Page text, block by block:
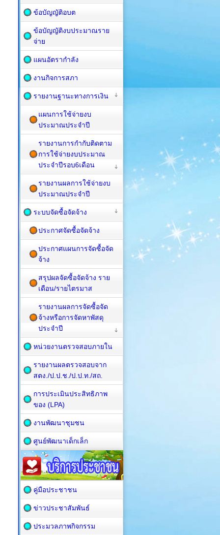
ข้อบัญญัติอบต
ข้อบัญญัติงบประมาณราย
จ่าย
แผนอัตรากำลัง
งานกิจการสภา
รายงานฐานะทางการเงิน
แผนการใช้จ่ายงบ
ประมาณประจำปี
รายงานการกำกับติดตาม
การใช้จ่ายงบประมาณ
ประจำปีรอบ6เดือน
รายงานผลการใช้จ่ายงบ
ประมาณประจำปี
ระบบจัดซื้อจัดจ้าง
ประกาศจัดซื้อจัดจ้าง
ประกาศแผนการจัดซื้อจัด
จ้าง
สรุปผลจัดซื้อจัดจ้าง ราย
เดือน/รายไตรมาส
รายงานผลการจัดซื้อจัด
จ้างหรือการจัดหาพัสดุ
ประจำปี
หน่วยงานตรวจสอบภายใน
รายงานผลตรวจสอบจาก
สตง./ป.ป.ช./ป.ป.ท./สถ.
การประเมินประสิทธิภาพ
ของ (LPA)
งานพัฒนาชุมชน
ศูนย์พัฒนาเด็กเล็ก
คู่มือประชาชน
ข่าวประชาสัมพันธ์
ประมวลภาพกิจกรรม